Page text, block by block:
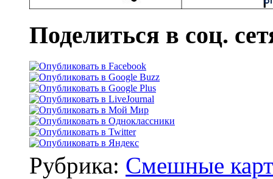
Поделиться в соц.
Рубрика: Смешные